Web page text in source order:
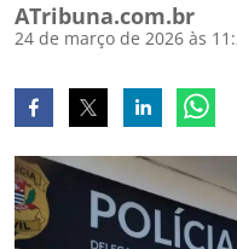
ATribuna.com.br
24 de março de 2026 às